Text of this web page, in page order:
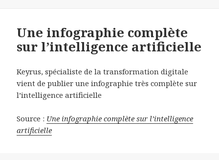
Une infographie complète
sur l’intelligence artificielle
Keyrus, spécialiste de la transformation digitale
vient de publier une infographie très complète sur
l’intelligence artificielle
Source : Une infographie complète sur l’intelligence
artificielle